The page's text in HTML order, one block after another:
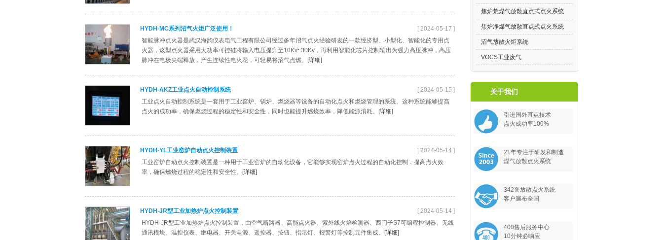
HYDH-MC系列沼气火炬广泛使用！
[ 2024-05-17 ]
智能脉冲点火器是武汉海韵仪表电气工程有限公司经过多年沼气点火经验研发的一款经济型、小型化、智能化的专用点
火器，该型点火器采用大功率可控硅将输入电压提升至10Kv~30Kv，再利用智能化芯片控制输出为强力高压脉冲，高压
脉冲在电极尖端释放，产生连续性电火花，可轻易将沼气点燃。
[详细]
HYDH-AKZ工业点火自动控制系统
[ 2024-05-15 ]
工业点火自动控制系统是一套用于工业窑炉、锅炉、燃烧器等设备的自动化点火和燃烧管理的系统。这种系统能够提高
点火的成功率，确保燃烧过程的稳定性和安全性，同时也能提升燃烧效率，降低能源消耗。
[详细]
HYDH-YL工业窑炉自动点火控制装置
[ 2024-05-14 ]
工业窑炉自动点火控制装置是一种用于工业窑炉的自动化设备，它能够实现窑炉点火过程的自动化控制，提高点火效
率，确保燃烧过程的稳定性和安全性。
[详细]
HYDH-JR型工业加热炉点火控制装置
[ 2024-05-14 ]
HYDH-JR型工业加热炉点火控制装置，由空气断路器、高能点火器、紫外线火焰检测器、西门子S7可编程控制器、无线
通讯模块、温控仪表、继电器、开关电源、遥控器、按钮、指示灯、报警灯等控制元件集成。
[详细]
焦炉荒煤气放散直点式点火系统
焦炉净煤气放散直点式点火系统
沼气放散火炬系统
VOCS工业废气
关于我们
引进国外直点技术
点火成功率100%
21年专注于研发和制造
煤气放散点火系统
342套放散点火系统
客户遍布全国
400售后服务中心
10分钟必响应